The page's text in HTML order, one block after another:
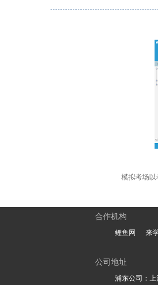
模拟考场以
合作机构
鲤鱼网 来
公司地址
浦东公司：